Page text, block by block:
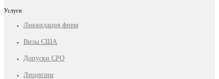
Услуги
Ликвидация фирм
Визы США
Допуски СРО
Лицензии